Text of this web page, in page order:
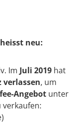
neu:
Im Juli 2019 hat
verlassen, um
Angebot unter
verkaufen: